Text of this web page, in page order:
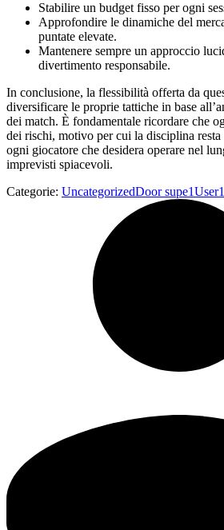
Stabilire un budget fisso per ogni
Approfondire le dinamiche del
puntate elevate.
Mantenere sempre un approccio
divertimento responsabile.
In conclusione, la flessibilità offerta da
diversificare le proprie tattiche in base
dei match. È fondamentale ricordare che
dei rischi, motivo per cui la disciplina resta
ogni giocatore che desidera operare nel
imprevisti spiacevoli.
Categorie: UncategorizedDoor